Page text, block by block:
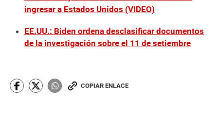
ingresar a Estados Unidos (VIDEO)
EE.UU.: Biden ordena desclasificar documentos
de la investigación sobre el 11 de setiembre
COPIAR ENLACE